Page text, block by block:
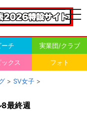
ーチ 実業団/クラブ
ックス フォト
> SV女子 >
最終週